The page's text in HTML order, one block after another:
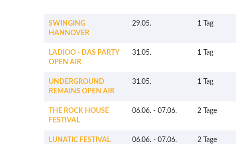
SWINGING
HANNOVER
29.05. 1 Tag
LADIOO - DAS PARTY
OPEN AIR
31.05. 1 Tag
UNDERGROUND
REMAINS OPEN AIR
31.05. 1 Tag
THE ROCK HOUSE
FESTIVAL
06.06. - 07.06. 2 Tage
LUNATIC FESTIVAL 06.06. - 07.06. 2 Tage